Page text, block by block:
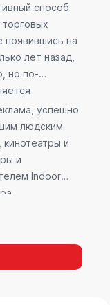
способ
появившись на
лет назад,
но по-
успешно
людским
и
и
Indoor
в
на
наиболее